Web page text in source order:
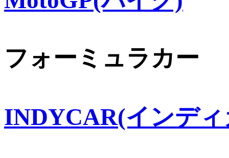
フォーミュラカー
INDYCAR(インデ